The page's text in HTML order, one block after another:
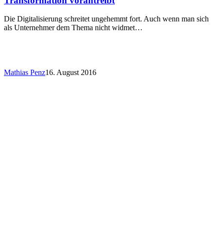
Die Digitalisierung schreitet ungehemmt fort. Auch wenn man sich
als Unternehmer dem Thema nicht widmet…
Mathias Penz16. August 2016